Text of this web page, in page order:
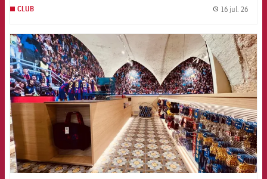
CLUB 16 jul. 26
FCB Barcelona badge